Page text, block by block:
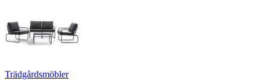
Trädgårdsmöbler